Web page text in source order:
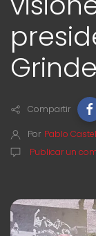
Compartir
Por Pablo
Publicar un